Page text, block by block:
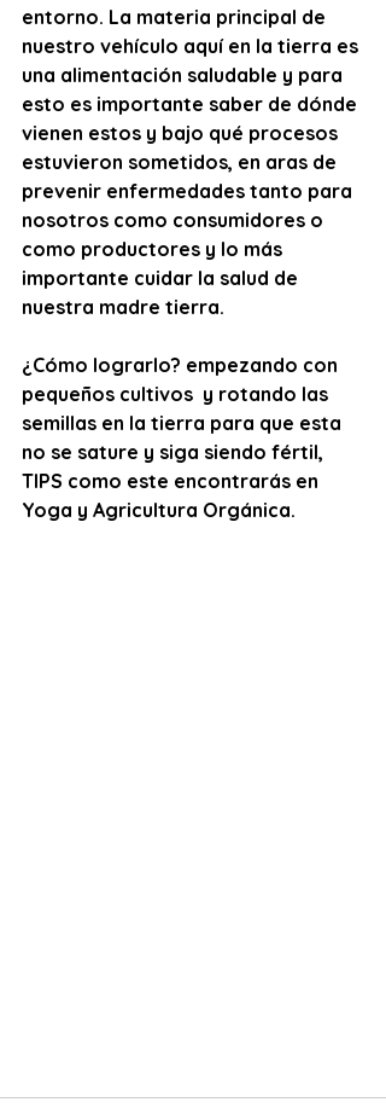
entorno. La materia principal de
nuestro vehículo aquí en la tierra es
una alimentación saludable y para
esto es importante saber de dónde
vienen estos y bajo qué procesos
estuvieron sometidos, en aras de
prevenir enfermedades tanto para
nosotros como consumidores o
como productores y lo más
importante cuidar la salud de
nuestra madre tierra.
¿Cómo lograrlo? empezando con
pequeños cultivos  y rotando las
semillas en la tierra para que esta
no se sature y siga siendo fértil,
TIPS como este encontrarás en
Yoga y Agricultura Orgánica.